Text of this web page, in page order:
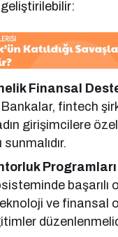
Finansal
Bankalar, fintech
girişimcilere
başarılı
ve finansal